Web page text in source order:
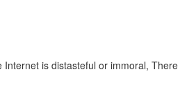
is distasteful or immoral, There